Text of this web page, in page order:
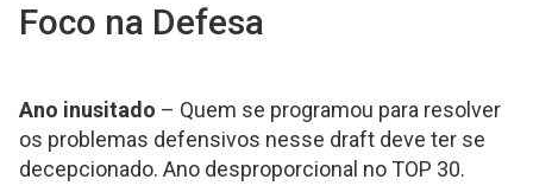
Foco na Defesa
Ano inusitado – Quem se programou para resolver
os problemas defensivos nesse draft deve ter se
decepcionado. Ano desproporcional no TOP 30.